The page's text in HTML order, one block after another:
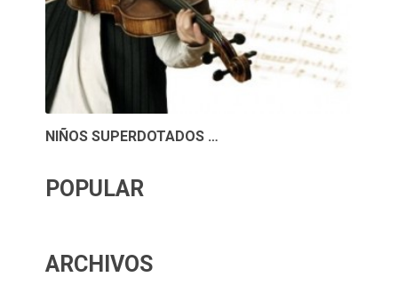
NIÑOS SUPERDOTADOS …
POPULAR
ARCHIVOS